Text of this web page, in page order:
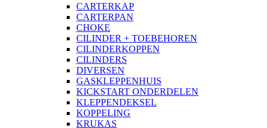
CARTERKAP
CARTERPAN
CHOKE
CILINDER + TOEBEHOREN
CILINDERKOPPEN
CILINDERS
DIVERSEN
GASKLEPPENHUIS
KICKSTART ONDERDELEN
KLEPPENDEKSEL
KOPPELING
KRUKAS